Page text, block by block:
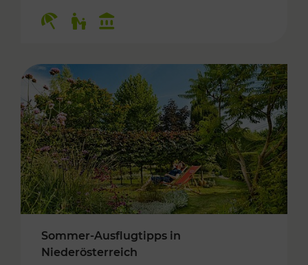
Sommer-Ausflugtipps in
Niederösterreich